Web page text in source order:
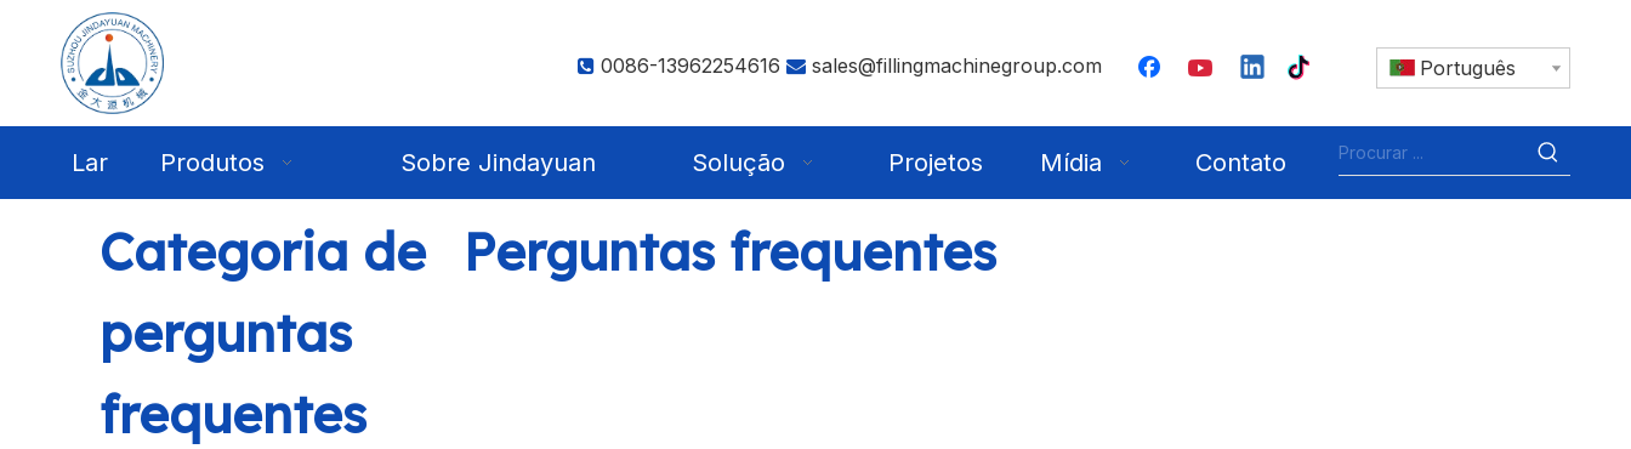
0086-13962254616  sales@fillingmachinegroup.com Português
Lar Produtos Sobre Jindayuan Solução Projetos Mídia Contato
Categoria de
perguntas
frequentes
Perguntas frequentes